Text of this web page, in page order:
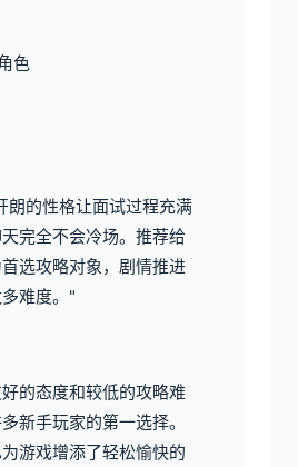
色
朗的性格让面试过程充满
完全不会冷场。推荐给
选攻略对象，剧情推进
难度。"
的态度和较低的攻略难
新手玩家的第一选择。
游戏增添了轻松愉快的